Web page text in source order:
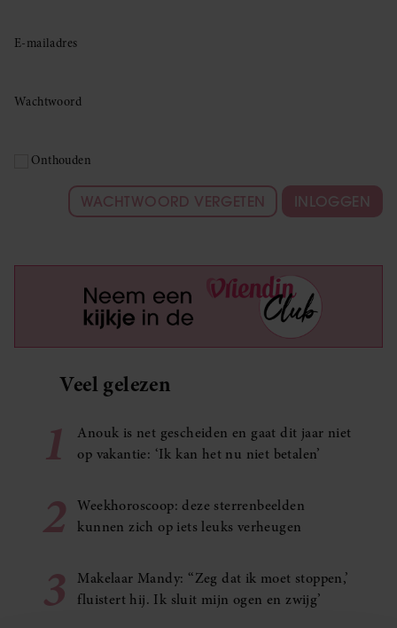
E-mailadres
Wachtwoord
Onthouden
WACHTWOORD VERGETEN INLOGGEN
Veel gelezen
1
Anouk is net gescheiden en gaat dit jaar niet
op vakantie: ‘Ik kan het nu niet betalen’
2
Weekhoroscoop: deze sterrenbeelden
kunnen zich op iets leuks verheugen
3
Makelaar Mandy: ‘‘Zeg dat ik moet stoppen,’
fluistert hij. Ik sluit mijn ogen en zwijg’